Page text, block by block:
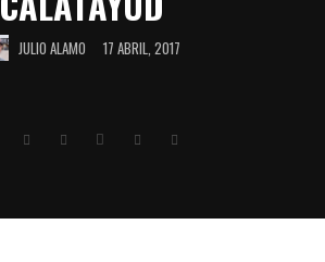
JULIO ALAMO 17 ABRIL, 2017